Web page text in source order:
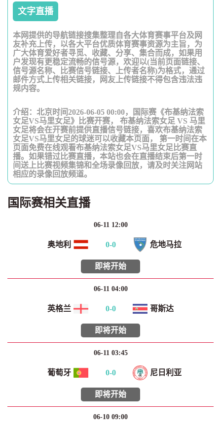
文字直播
本网提供的导航链接搜集整理自各大体育赛事平台及网
友补充上传，以各大平台优质体育赛事资源为主旨，为
广大体育爱好者寻觅、收藏、分享、集合而成，如果用
户发现有更稳定流畅的信号源，欢迎以(当前页面链接、
信号源名称、比赛信号链接、上传者名称)为格式，通过
邮件方式上传相关链接，网友上传链接不得包含违法违
规内容。
介绍：北京时间2026-06-05 00:00，国际赛《布基纳法索
女足VS马里女足》比赛开赛， 布基纳法索女足 VS 马里
女足将会在开赛前提供直播信号链接，喜欢布基纳法索
女足VS马里女足的球迷可以收藏本页面， 第一时间在本
页面免费在线观看布基纳法索女足VS马里女足比赛直
播。如果错过比赛直播，本站也会在直播结束后第一时
间送上比赛视频集锦和全场录像回放，请及时关注网站
相应的录像回放频道。
国际赛相关直播
06-11 12:00
奥地利 0-0 危地马拉
即将开始
06-11 04:00
英格兰 0-0 哥斯达
即将开始
06-11 03:45
葡萄牙 0-0 尼日利亚
即将开始
06-10 09:00